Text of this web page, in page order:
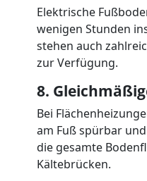
Elektrische
wenigen Stunden
stehen auch
zur Verfügung.
8.
Bei
am Fuß spürbar
die gesamte
Kältebrücken.